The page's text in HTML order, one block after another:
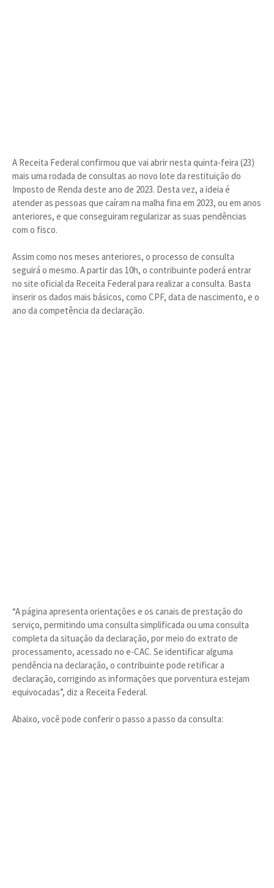
A Receita Federal confirmou que vai abrir nesta quinta-feira (23)
mais uma rodada de consultas ao novo lote da restituição do
Imposto de Renda deste ano de 2023. Desta vez, a ideia é
atender as pessoas que caíram na malha fina em 2023, ou em anos
anteriores, e que conseguiram regularizar as suas pendências
com o fisco.
Assim como nos meses anteriores, o processo de consulta
seguirá o mesmo. A partir das 10h, o contribuinte poderá entrar
no site oficial da Receita Federal para realizar a consulta. Basta
inserir os dados mais básicos, como CPF, data de nascimento, e o
ano da competência da declaração.
“A página apresenta orientações e os canais de prestação do
serviço, permitindo uma consulta simplificada ou uma consulta
completa da situação da declaração, por meio do extrato de
processamento, acessado no e-CAC. Se identificar alguma
pendência na declaração, o contribuinte pode retificar a
declaração, corrigindo as informações que porventura estejam
equivocadas”, diz a Receita Federal.
Abaixo, você pode conferir o passo a passo da consulta: